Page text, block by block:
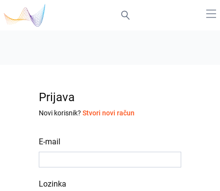
Prijava
Novi korisnik? Stvori novi račun
E-mail
Lozinka